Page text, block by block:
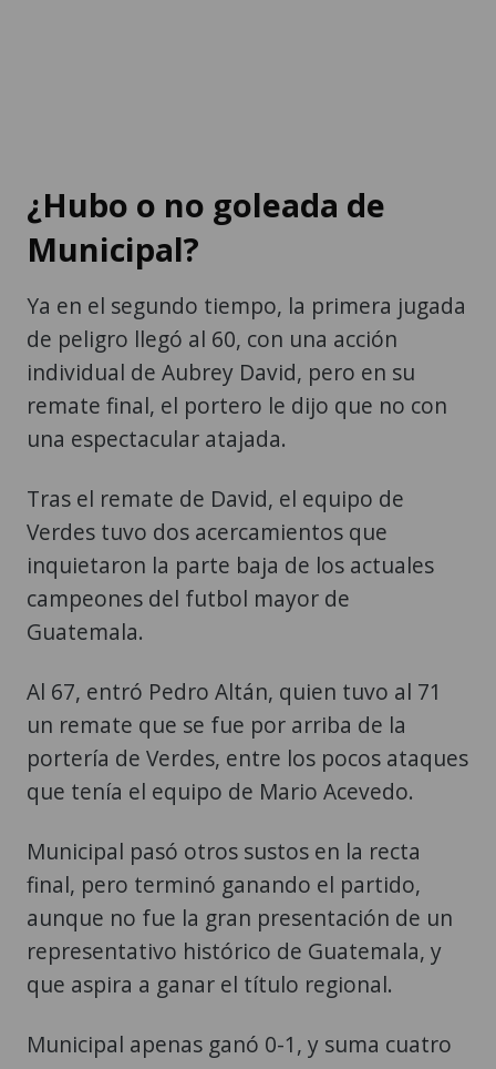
¿Hubo o no goleada de
Municipal?
Ya en el segundo tiempo, la primera jugada
de peligro llegó al 60, con una acción
individual de Aubrey David, pero en su
remate final, el portero le dijo que no con
una espectacular atajada.
Tras el remate de David, el equipo de
Verdes tuvo dos acercamientos que
inquietaron la parte baja de los actuales
campeones del futbol mayor de
Guatemala.
Al 67, entró Pedro Altán, quien tuvo al 71
un remate que se fue por arriba de la
portería de Verdes, entre los pocos ataques
que tenía el equipo de Mario Acevedo.
Municipal pasó otros sustos en la recta
final, pero terminó ganando el partido,
aunque no fue la gran presentación de un
representativo histórico de Guatemala, y
que aspira a ganar el título regional.
Municipal apenas ganó 0-1, y suma cuatro